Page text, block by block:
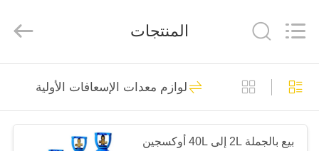
المنزل
المنتجات
Co.,
Ltd..
Reserved.
طقم الإسعافات
الأولية للسفر
138
المنتجات
لوازم معدات الإسعافات الأولية
بيع بالجملة 2L إلى 40L أوكسجين